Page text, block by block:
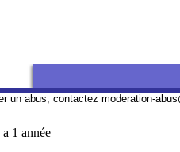
un abus, contactez moderation-